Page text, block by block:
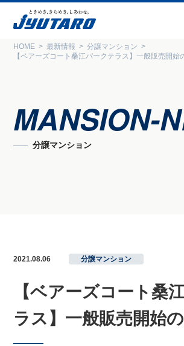
HOME 最新情報
分譲マンション
【ベアーズコート桑江パークテラス】一般販売開始
MANSION-
分譲マンション
2021.08.06 分譲マンション
【ベアーズコート桑
ラス】一般販売開始